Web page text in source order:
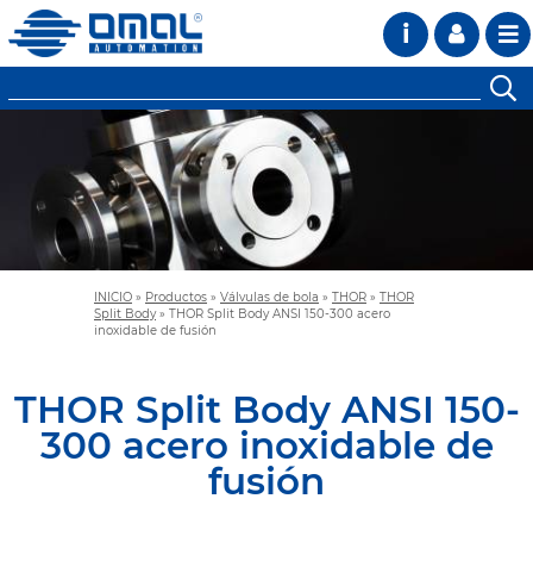
i
INICIO » Productos » Válvulas de bola » THOR » THOR
Split Body» THOR Split Body ANSI 150-300 acero
inoxidable de fusión
THOR Split Body ANSI 150-
300 acero inoxidable de
fusión